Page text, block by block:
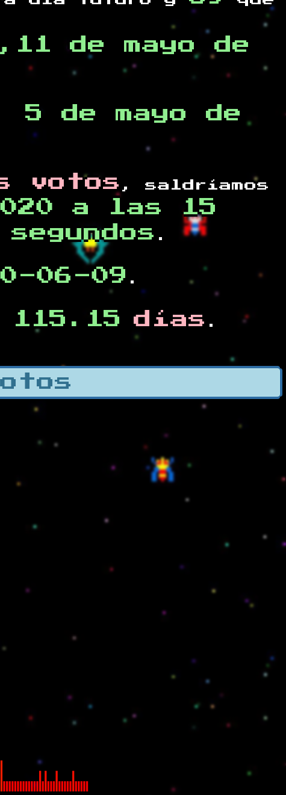
de mayo de
5 de mayo de
votos , saldríamos
a las 15
.
06-09 .
115.15 días .